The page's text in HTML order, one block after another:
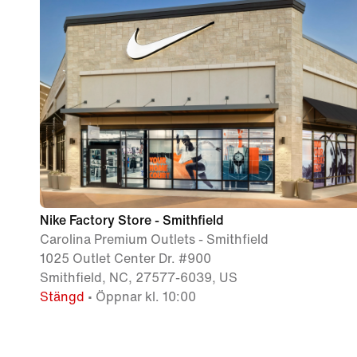
Nike Factory Store - Smithfield
Carolina Premium Outlets - Smithfield
1025 Outlet Center Dr. #900
Smithfield, NC, 27577-6039, US
Stängd • Öppnar kl. 10:00